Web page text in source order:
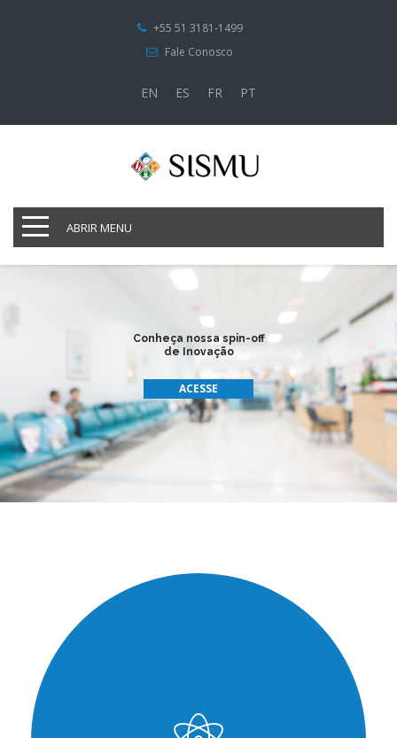
+55 51 3181-1499
Fale Conosco
EN ES FR PT
ABRIR MENU
Conheça nossa spin-off
de novação
ACESSE